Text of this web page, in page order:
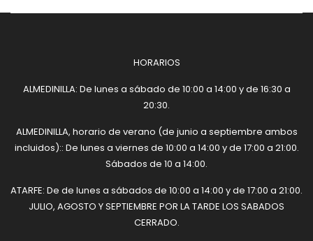
HORARIOS
ALMEDINILLA: De lunes a sábado de 10:00 a 14:00 y de 16:30 a
20:30.
ALMEDINILLA, horario de verano (de junio a septiembre ambos
incluidos):: De lunes a viernes de 10:00 a 14:00 y de 17:00 a 21:00.
Sábados de 10 a 14:00.
ATARFE: De de lunes a sábados de 10:00 a 14:00 y de 17:00 a 21:00.
JULIO, AGOSTO Y SEPTIEMBRE POR LA TARDE LOS SABADOS
CERRADO.